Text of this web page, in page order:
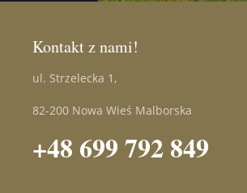
Kontakt z nami!
ul. Strzelecka 1,
82-200 Nowa Wieś Malborska
+48 699 792 849